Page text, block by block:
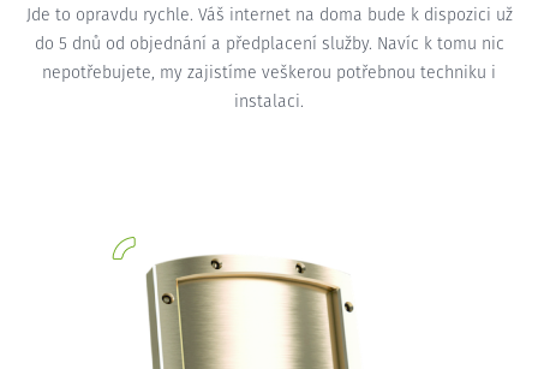
Jde to opravdu rychle. Váš internet na doma bude k dispozici už
do 5 dnů od objednání a předplacení služby. Navíc k tomu nic
nepotřebujete, my zajistíme veškerou potřebnou techniku i
instalaci.